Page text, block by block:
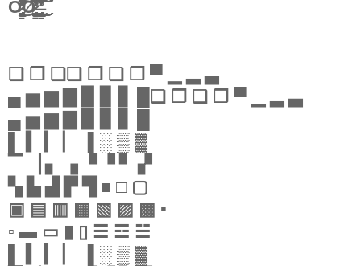
Ơ̷̢̧̨̡̮͚̖̖̩̩̼͚̞̙̹̣͕̳̙̟̬̟̜̤̝͚̘̰̻͍̻̭̤̘̮͓̩̂̔́̈́̆̈́̾̒͌̆̋̉̒͆̑̆̾͗́̉̔̊̀͂̔͊̒̿̈̍̈̎̇̋̄̀̽̆̋̍̈̑̄́̋̃͐͋̃̓́͐͑̈͐̒̐̀̒̇̄̅̄̈̚̚͘̚̕͘͘͜͜͠͝͝͠͝͝͝͝Ø̷̨̧̡̢̨̡̛̛̱̫̼̟̬̤̦̟̘̟̬̠̥͉͓̠̯͓͍̮̠̰͉͎̪̝͙̭̮̘̟̯̭̩̙̘̞̳̺̜̬̭͔̳͔̩͚̭͉̫̥̥̜͎̝̆̓̐̽̂̇́̈͑͌̾̃͋͂̄̾͛̈̊̽̑̎̎̐̈́̎̓̓͐̓́́͐̾̾͆̽́̽̌͑̓̌̓̈́̽̓̈́̈́̊͂̀̀̊̓̒̋͑̆̓̔̊̚͘͜͝͝͝ͅˆ̶̨̢̡̢̧̨̛̬͍̮̠̻͉̟̬̙̦̭̙͖̹̮̰̰͓̻̹̩̣͔͕̱̬͎̪͍̣͈̰̰̹͕̫̝̹̰̪̰̭̯̜͕͚̖͈̺̺̲͕̮̦̗̙̗̙̳̥̪̹͉̹̼̜̝͓̭̟͙̇̊̎̀̇̓̾́̅͌̑̎̃͆̓͒̾̓̿̎̏̀̌̅̋̈́̓̈́̾́̂̾̎̓̏͊̾̌̃̄̌͐̾̇̉͐͐̔͘͜͜͜͜͝͝͝͠͠͝͝ͅ
❏ ❐ ❑❏ ❐ ❑ ❒ ▀ ▁ ▂ ▃
▄ ▅ ▆ ▇ ▉ ▊ ▋ █❏ ❐ ❑ ❒ ▀ ▁ ▂ ▃
▄ ▅ ▆ ▇ ▉ ▊ ▋ █
▌ ▍ ▎ ▏ ▐ ░ ▒ ▓
▔ ▕ ▖ ▗ ▝ ▝ ▘ ▞
▚ ▙ ▟ ▛ ▜ ■ □ ▢
▣ ▤ ▥ ▦ ▧ ▨ ▩ ▪
▫ ▬ ▭ ▮ ▯ ☰ ☲ ☱
▌ ▍ ▎ ▏ ▐ ░ ▒ ▓